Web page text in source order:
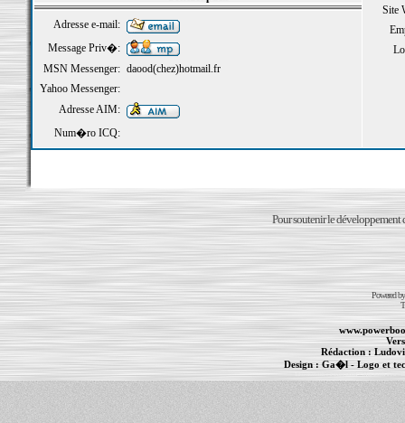
Site
Adresse e-mail:
Message Priv�:
MSN Messenger: daood(chez)hotmail.fr
Yahoo Messenger:
Adresse AIM:
Num�ro ICQ:
Pour soutenir le développement
Powered
Rédaction :
Design :Ga�l - Logo et
PowerBook-MacBook Pro